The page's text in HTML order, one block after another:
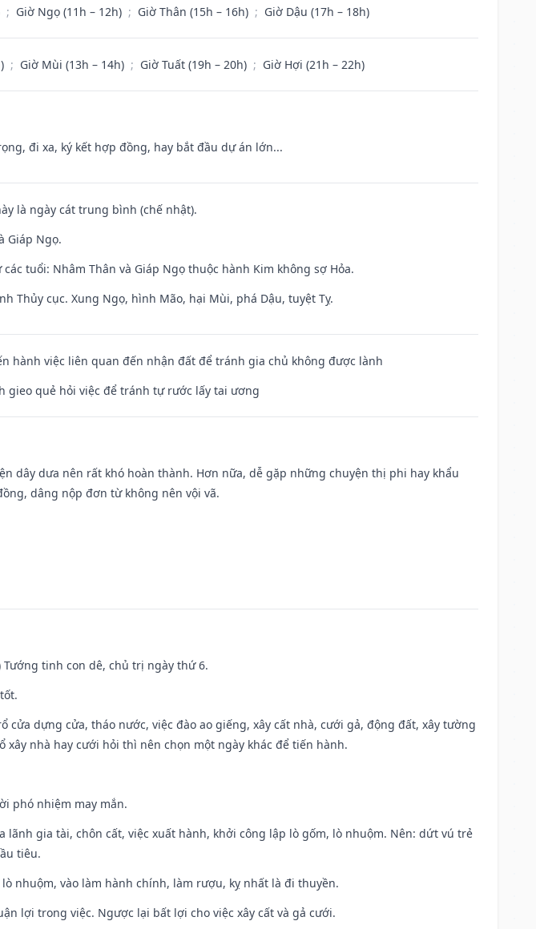
; Giờ Ngọ (11h – 12h) ; Giờ Thân (15h – 16h) ; Giờ Dậu (17h – 18h)
; Giờ Mùi (13h – 14h) ; Giờ Tuất (19h – 20h) ; Giờ Hợi (21h – 22h)
đi xa, ký kết hợp đồng, hay bắt đầu dự án lớn...
là ngày cát trung bình (chế nhật).
Giáp Ngọ.
tuổi: Nhâm Thân và Giáp Ngọ thuộc hành Kim không sợ Hỏa.
Thủy cục. Xung Ngọ, hình Mão, hại Mùi, phá Dậu, tuyệt Tỵ.
hành việc liên quan đến nhận đất để tránh gia chủ không được lành
gieo quẻ hỏi việc để tránh tự rước lấy tai ương
dây dưa nên rất khó hoàn thành. Hơn nữa, dễ gặp những chuyện thị phi hay khẩu
dâng nộp đơn từ không nên vội vã.
Tướng tinh con dê, chủ trị ngày thứ 6.
cửa dựng cửa, tháo nước, việc đào ao giếng, xây cất nhà, cưới gả, động đất, xây tường
nhà hay cưới hỏi thì nên chọn một ngày khác để tiến hành.
phó nhiệm may mắn.
lãnh gia tài, chôn cất, việc xuất hành, khởi công lập lò gốm, lò nhuộm. Nên: dứt vú trẻ
tiêu.
lò nhuộm, vào làm hành chính, làm rượu, kỵ nhất là đi thuyền.
lợi trong việc. Ngược lại bất lợi cho việc xây cất và gả cưới.